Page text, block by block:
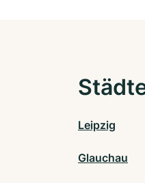
Leipzig
Glauchau